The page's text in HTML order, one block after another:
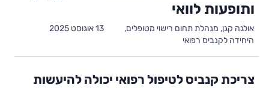
ותופעות לוואי
אולגה קגן, מנהלת תחום רישוי מטופלים,
היחידה לקנביס רפואי
13 אוגוסט 2025
צריכת קנביס לטיפול רפואי יכולה להיעשות